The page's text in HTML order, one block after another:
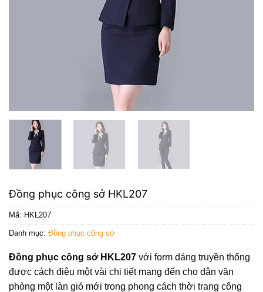
Đồng phục công sở HKL207
Mã: HKL207
Danh mục: Đồng phục công sở
Đồng phục công sở HKL207 với form dáng truyền thống
được cách điệu một vài chi tiết mang đến cho dân văn
phòng một làn gió mới trong phong cách thời trang công